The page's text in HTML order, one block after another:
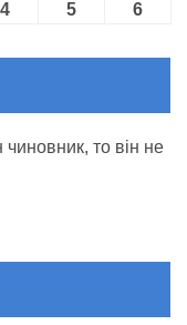
4 04.09.2026
5 05.09.2026
6
то він не